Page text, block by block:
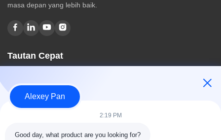
masa depan yang lebih baik.
Tautan Cepat
Tentang kami
Produk
Hubungi kami
Kategori
Alexey Pan
2:19 PM
Good day, what product are you looking for?